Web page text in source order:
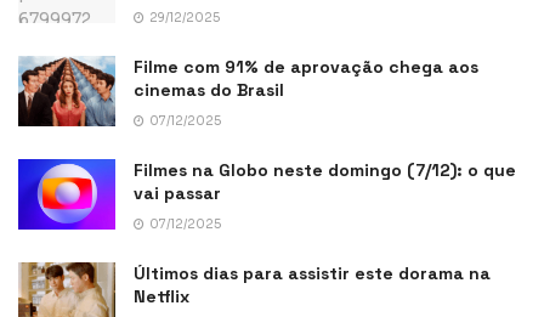
29/12/2025
Filme com 91% de aprovação chega aos
cinemas do Brasil
07/12/2025
Filmes na Globo neste domingo (7/12): o que
vai passar
07/12/2025
Últimos dias para assistir este dorama na
Netflix